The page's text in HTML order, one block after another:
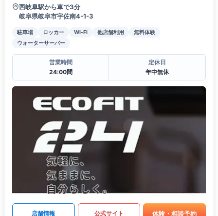
西岐阜駅から車で3分
岐阜県岐阜市宇佐南4-1-3
駐車場 ロッカー Wi-Fi 他店舗利用
無料体験
ウォーターサーバー
営業時間
24:00間
定休日
年中無休
店舗情報 公式サイト 体験・相談予約